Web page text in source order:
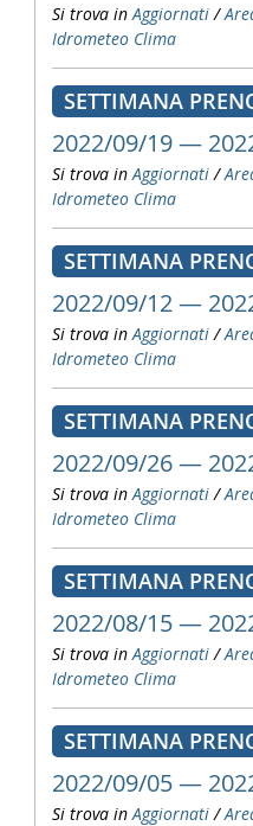
Si trova in Aggiornati /
Idrometeo Clima
SETTIMANA
2022/09/19 —
Si trova in Aggiornati /
Idrometeo Clima
SETTIMANA
2022/09/12 —
Si trova in Aggiornati /
Idrometeo Clima
SETTIMANA
2022/09/26 —
Si trova in Aggiornati /
Idrometeo Clima
SETTIMANA
2022/08/15 —
Si trova in Aggiornati /
Idrometeo Clima
SETTIMANA
2022/09/05 —
Si trova in Aggiornati /